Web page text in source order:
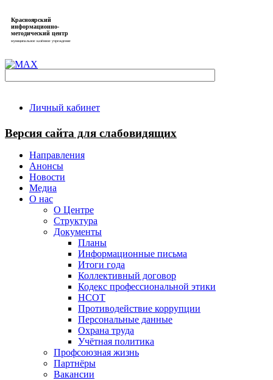
Красноярский
информационно-
методический центр
муниципальное казённое учреждение
Личный кабинет
Версия сайта для слабовидящих
Направления
Анонсы
Новости
Медиа
О нас
О Центре
Структура
Документы
Планы
Информационные письма
Итоги года
Коллективный договор
Кодекс профессиональной этики
НСОТ
Противодействие коррупции
Персональные данные
Охрана труда
Учётная политика
Профсоюзная жизнь
Партнёры
Вакансии